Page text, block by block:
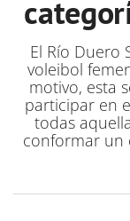
El Río Duero
voleibol
motivo, esta
participar en
todas
conformar un